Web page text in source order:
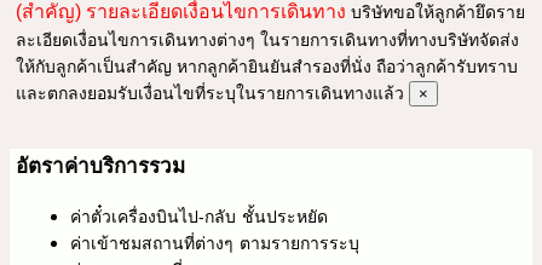
(สำคัญ) รายละเอียดเงื่อนไขการเดินทาง บริษัทขอให้ลูกค้ายึดราย
ละเอียดเงื่อนไขการเดินทางต่างๆ ในรายการเดินทางที่ทางบริษัทจัดส่ง
ให้กับลูกค้าเป็นสำคัญ หากลูกค้ายินยันสำรองที่นั่ง ถือว่าลูกค้ารับทราบ
และตกลงยอมรับเงื่อนไขที่ระบุในรายการเดินทางแล้ว
×
อัตราค่าบริการรวม
ค่าตั๋วเครื่องบินไป-กลับ ชั้นประหยัด
ค่าเข้าชมสถานที่ต่างๆ ตามรายการระบุ